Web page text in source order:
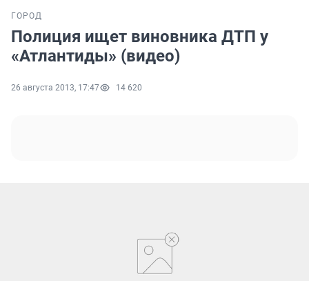
ГОРОД
Полиция ищет виновника ДТП у
«Атлантиды» (видео)
26 августа 2013, 17:47 14 620